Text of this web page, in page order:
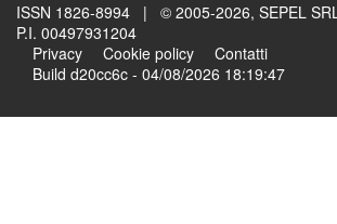
ISSN 1826-8994 | © 2005-2026, SEPEL
P.I. 00497931204
Privacy
Cookie policy
Contatti
Build d20cc6c - 04/08/2026 18:19:47